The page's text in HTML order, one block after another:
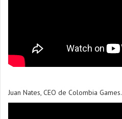
Juan Nates, CEO de Colombia Games.